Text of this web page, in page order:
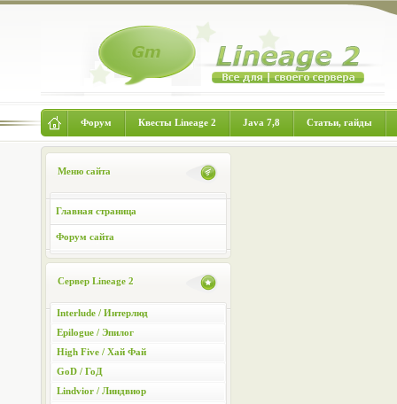
Форум Квесты Lineage 2 Java 7,8 Статьи, гайды
Меню сайта
Главная страница
Форум сайта
Сервер Lineage 2
Interlude / Интерлюд
Epilogue / Эпилог
High Five / Хай Фай
GoD / ГоД
Lindvior / Линдвиор